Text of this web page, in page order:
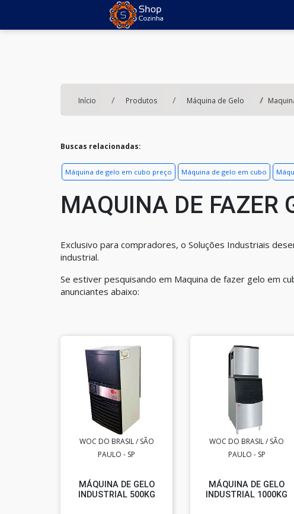
Início Produtos Máquina de Gelo
Buscas relacionadas:
Máquina de gelo em cubo preço Máquina de gelo em cubo
MAQUINA DE FAZER
Exclusivo para compradores, o Soluções Industriais
industrial.
Se estiver pesquisando em Maquina de fazer gelo em
anunciantes abaixo:
WOC DO BRASIL / SÃO
PAULO - SP
MÁQUINA DE GELO
INDUSTRIAL 500KG
WOC DO BRASIL / SÃO
PAULO - SP
MÁQUINA DE GELO
INDUSTRIAL 1000KG